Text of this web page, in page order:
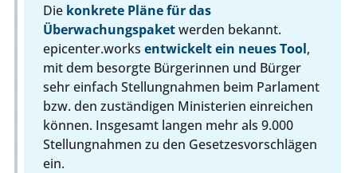
Die konkrete Pläne für das
Überwachungspaketwerden bekannt.
epicenter.works entwickelt ein neues Tool,
mit dem besorgte Bürgerinnen und Bürger
sehr einfach Stellungnahmen beim Parlament
bzw. den zuständigen Ministerien einreichen
können. Insgesamt langen mehr als 9.000
Stellungnahmen zu den Gesetzesvorschlägen
ein.